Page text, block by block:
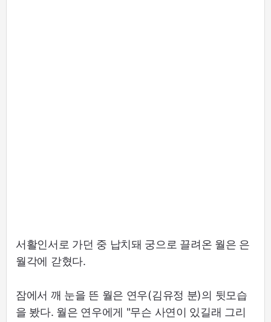
서활인서로 가던 중 납치돼 궁으로 끌려온 월은 은
월각에 갇혔다.
잠에서 깨 눈을 뜬 월은 연우(김유정 분)의 뒷모습
을 봤다. 월은 연우에게 "무슨 사연이 있길래 그리